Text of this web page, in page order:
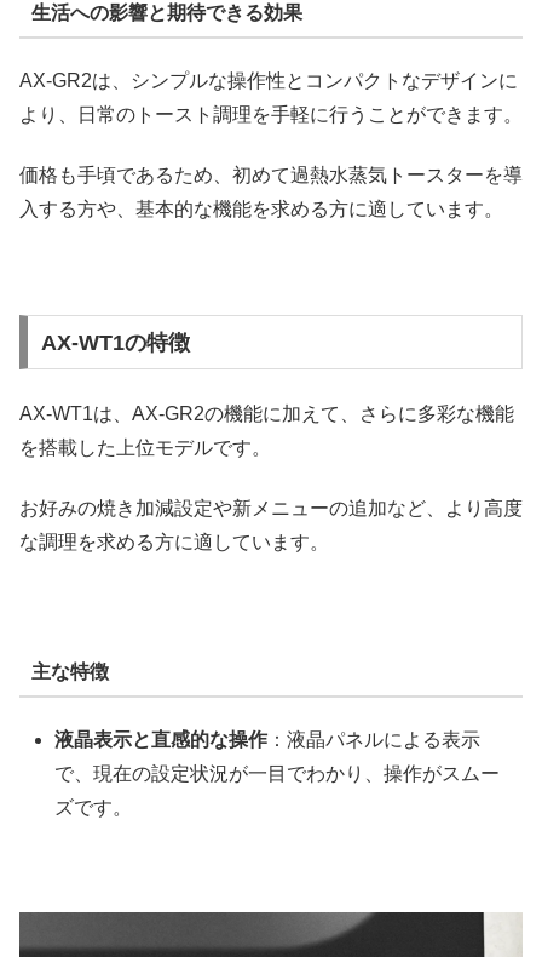
生活への影響と期待できる効果
AX-GR2は、シンプルな操作性とコンパクトなデザインに
より、日常のトースト調理を手軽に行うことができます。
価格も手頃であるため、初めて過熱水蒸気トースターを導
入する方や、基本的な機能を求める方に適しています。
AX-WT1の特徴
AX-WT1は、AX-GR2の機能に加えて、さらに多彩な機能
を搭載した上位モデルです。
お好みの焼き加減設定や新メニューの追加など、より高度
な調理を求める方に適しています。
主な特徴
液晶表示と直感的な操作 ：液晶パネルによる表示
で、現在の設定状況が一目でわかり、操作がスムー
ズです。